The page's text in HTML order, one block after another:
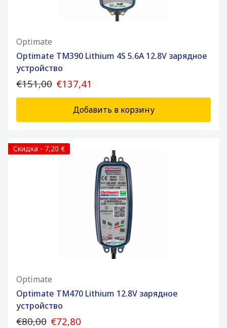
Optimate
Optimate TM390 Lithium 4S 5.6A 12.8V зарядное
устройство
€151,00 €137,41
Добавить в корзину
Скидка - 7,20 €
Optimate
Optimate TM470 Lithium 12.8V зарядное
устройство
€80,00 €72,80